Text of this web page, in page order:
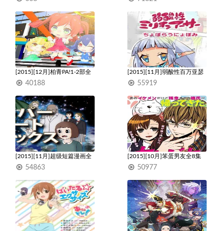
[2015][12月]柏青PA!1-2部全
36集40188
[2015][11月]弱酸性百万亚瑟
王全60集
55919
[2015][11月]超级短篇漫画全
8集 54863
[2015][10月]笨蛋男友全8集
50977